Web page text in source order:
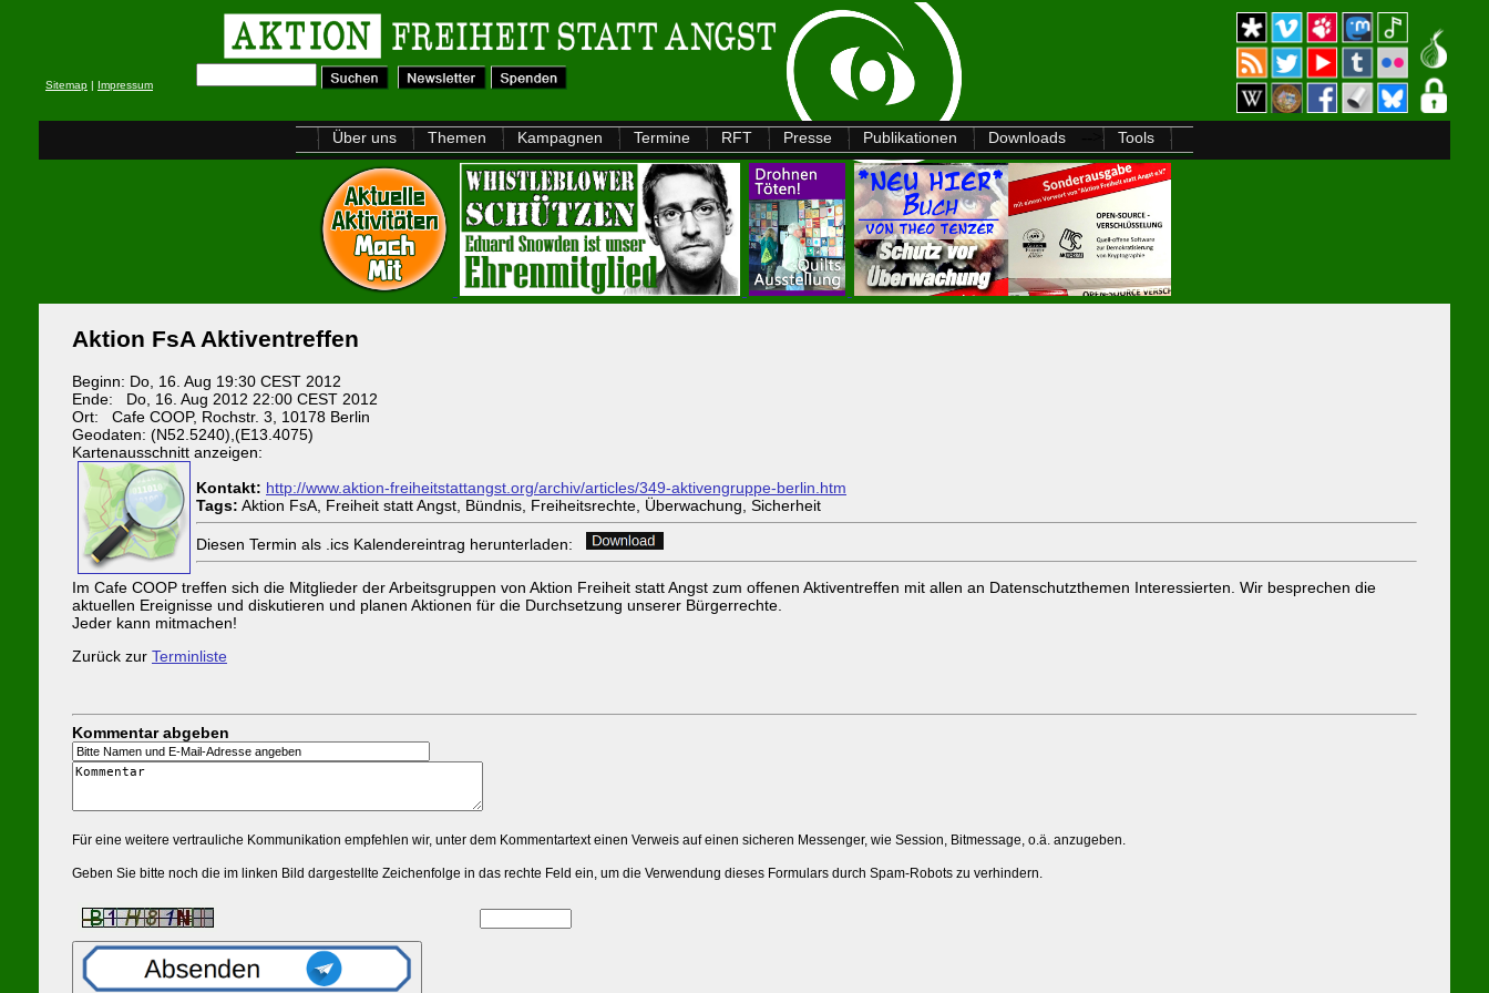
Sitemap | Impressum
Über uns Themen Kampagnen Termine RFT Presse Publikationen Downloads Tools
Aktion FsA Aktiventreffen
Beginn: Do, 16. Aug 19:30 CEST 2012
Ende: Do, 16. Aug 2012 22:00 CEST 2012
Ort: Cafe COOP, Rochstr. 3, 10178 Berlin
Geodaten: (N52.5240),(E13.4075)
Kartenausschnitt anzeigen:
Kontakt: http://www.aktion-freiheitstattangst.org/archiv/articles/349-aktivengruppe-berlin.htm
Tags: Aktion FsA, Freiheit statt Angst, Bündnis, Freiheitsrechte, Überwachung, Sicherheit
Diesen Termin als .ics Kalendereintrag herunterladen:
Im Cafe COOP treffen sich die Mitglieder der Arbeitsgruppen von Aktion Freiheit statt Angst zum offenen Aktiventreffen mit allen an Datenschutzthemen Interessierten. Wir besprechen die
aktuellen Ereignisse und diskutieren und planen Aktionen für die Durchsetzung unserer Bürgerrechte.
Jeder kann mitmachen!
Zurück zur Terminliste
Kommentar abgeben
Für eine weitere vertrauliche Kommunikation empfehlen wir, unter dem Kommentartext einen Verweis auf einen sicheren Messenger, wie Session, Bitmessage, o.ä. anzugeben.
Geben Sie bitte noch die im linken Bild dargestellte Zeichenfolge in das rechte Feld ein, um die Verwendung dieses Formulars durch Spam-Robots zu verhindern.